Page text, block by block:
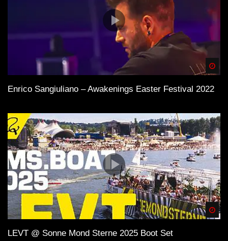
Enrico Sangiuliano – Awakenings Easter Festival 2022
LEVT @ Sonne Mond Sterne 2025 Boot Set